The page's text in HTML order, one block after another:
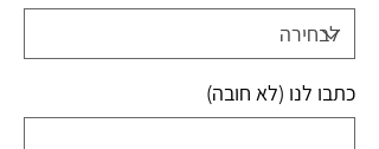
כתבו לנו (לא חובה)